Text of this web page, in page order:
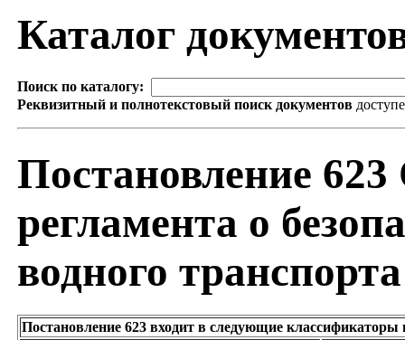
Каталог
Поиск по каталогу:
Реквизитный и полнотекстовый поиск документов
Постановление
регламента о
водного транспорта
Постановление 623 входит в следующие классификаторы